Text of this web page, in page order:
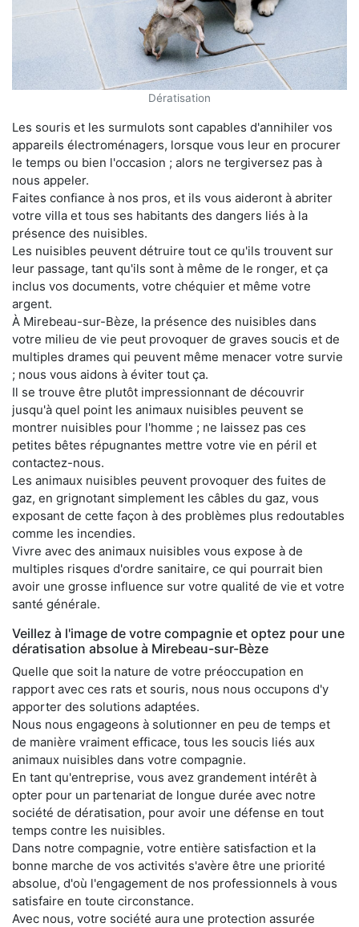
Dératisation
Les souris et les surmulots sont capables d'annihiler vos
appareils électroménagers, lorsque vous leur en procurer
le temps ou bien l'occasion ; alors ne tergiversez pas à
nous appeler.
Faites confiance à nos pros, et ils vous aideront à abriter
votre villa et tous ses habitants des dangers liés à la
présence des nuisibles.
Les nuisibles peuvent détruire tout ce qu'ils trouvent sur
leur passage, tant qu'ils sont à même de le ronger, et ça
inclus vos documents, votre chéquier et même votre
argent.
À Mirebeau-sur-Bèze, la présence des nuisibles dans
votre milieu de vie peut provoquer de graves soucis et de
multiples drames qui peuvent même menacer votre survie
; nous vous aidons à éviter tout ça.
Il se trouve être plutôt impressionnant de découvrir
jusqu'à quel point les animaux nuisibles peuvent se
montrer nuisibles pour l'homme ; ne laissez pas ces
petites bêtes répugnantes mettre votre vie en péril et
contactez-nous.
Les animaux nuisibles peuvent provoquer des fuites de
gaz, en grignotant simplement les câbles du gaz, vous
exposant de cette façon à des problèmes plus redoutables
comme les incendies.
Vivre avec des animaux nuisibles vous expose à de
multiples risques d'ordre sanitaire, ce qui pourrait bien
avoir une grosse influence sur votre qualité de vie et votre
santé générale.
Veillez à l'image de votre compagnie et optez pour une
dératisation absolue à Mirebeau-sur-Bèze
Quelle que soit la nature de votre préoccupation en
rapport avec ces rats et souris, nous nous occupons d'y
apporter des solutions adaptées.
Nous nous engageons à solutionner en peu de temps et
de manière vraiment efficace, tous les soucis liés aux
animaux nuisibles dans votre compagnie.
En tant qu'entreprise, vous avez grandement intérêt à
opter pour un partenariat de longue durée avec notre
société de dératisation, pour avoir une défense en tout
temps contre les nuisibles.
Dans notre compagnie, votre entière satisfaction et la
bonne marche de vos activités s'avère être une priorité
absolue, d'où l'engagement de nos professionnels à vous
satisfaire en toute circonstance.
Avec nous, votre société aura une protection assurée